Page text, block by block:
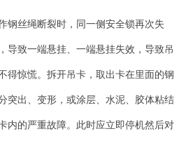
钢丝绳断裂时，同一侧安全锁再次失
导致一端悬挂、一端悬挂失效，导致吊
得惊慌。拆开吊卡，取出卡在里面的钢
突出、变形，或涂层、水泥、胶体粘结
内的严重故障。此时应立即停机然后对